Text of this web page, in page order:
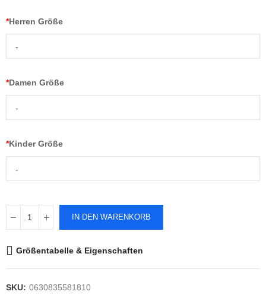
*Herren Größe
-
*Damen Größe
-
*Kinder Größe
-
IN DEN WARENKORB
Größentabelle & Eigenschaften
SKU: 0630835581810